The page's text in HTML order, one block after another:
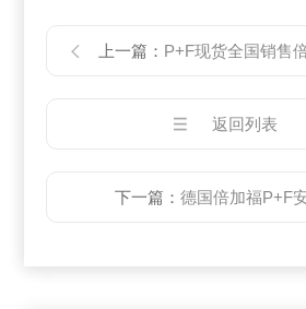
上一篇： P+F现货全国销售
返回列表
下一篇： 德国倍加福P+F